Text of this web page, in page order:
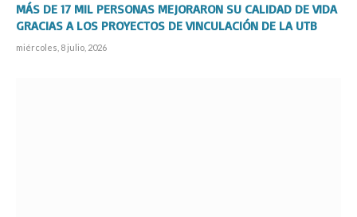
MÁS DE 17 MIL PERSONAS MEJORARON SU CALIDAD DE VIDA
GRACIAS A LOS PROYECTOS DE VINCULACIÓN DE LA UTB
miércoles, 8 julio, 2026